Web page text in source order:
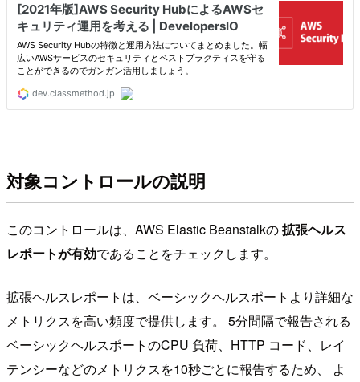
対象コントロールの説明
このコントロールは、AWS Elastic Beanstalkの拡張ヘルス
レポートが有効であることをチェックします。
拡張ヘルスレポートは、ベーシックヘルスポートより詳細な
メトリクスを高い頻度で提供します。 5分間隔で報告される
ベーシックヘルスポートのCPU 負荷、HTTP コード、レイ
テンシーなどのメトリクスを10秒ごとに報告するため、 よ